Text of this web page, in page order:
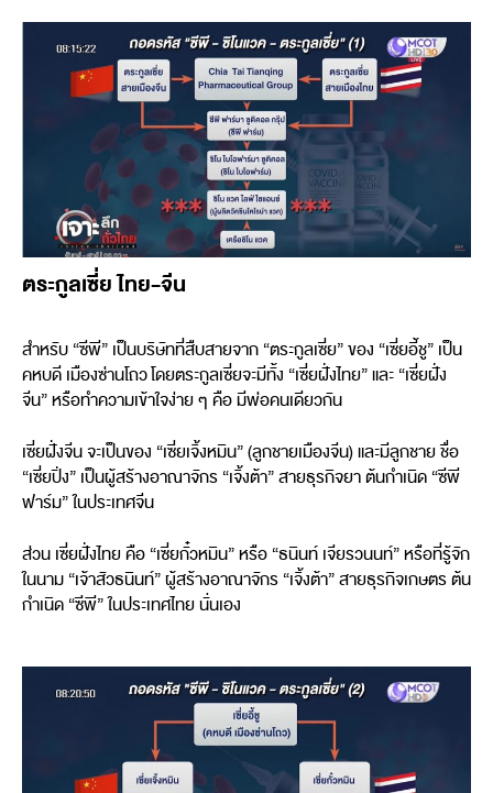
ตระกูลเซี่ย ไทย-จีน
สำหรับ “ซีพี” เป็นบริษัทที่สืบสายจาก “ตระกูลเซี่ย” ของ “เซี่ยอี้ชู” เป็น
คหบดี เมืองซ่านโถว โดยตระกูลเซี่ยจะมีทั้ง “เซี่ยฝั่งไทย” และ “เซี่ยฝั่ง
จีน” หรือทำความเข้าใจง่าย ๆ คือ มีพ่อคนเดียวกัน
เซี่ยฝั่งจีน จะเป็นของ “เซี่ยเจิ้งหมิน” (ลูกชายเมืองจีน) และมีลูกชาย ชื่อ
“เซี่ยปิ่ง” เป็นผู้สร้างอาณาจักร “เจิ้งต้า” สายธุรกิจยา ต้นกำเนิด “ซีพี
ฟาร์ม” ในประเทศจีน
ส่วน เซี่ยฝั่งไทย คือ “เซี่ยกั๋วหมิน” หรือ “ธนินท์ เจียรวนนท์” หรือที่รู้จัก
ในนาม “เจ้าสัวธนินท์” ผู้สร้างอาณาจักร “เจิ้งต้า” สายธุรกิจเกษตร ต้น
กำเนิด “ซีพี” ในประเทศไทย นั่นเอง